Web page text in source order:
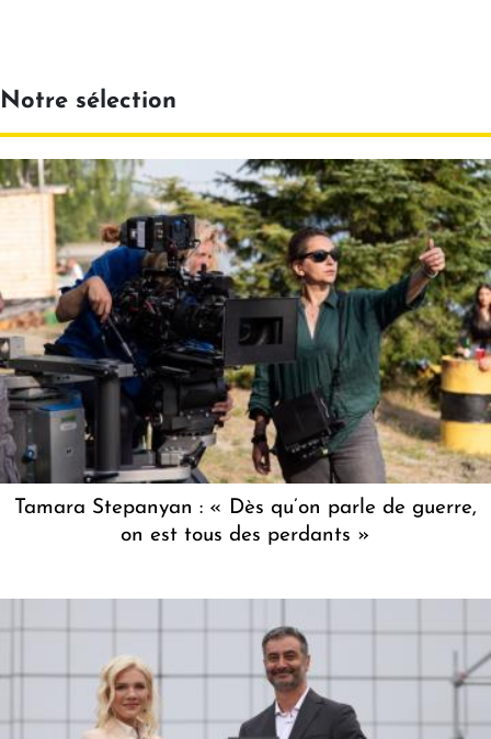
Notre sélection
Tamara Stepanyan : « Dès qu’on parle de guerre,
on est tous des perdants »